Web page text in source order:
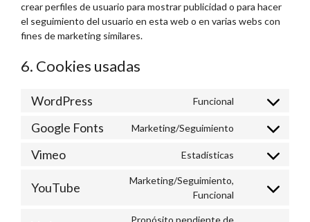
crear perfiles de usuario para mostrar publicidad o para hacer
el seguimiento del usuario en esta web o en varias webs con
fines de marketing similares.
6. Cookies usadas
WordPress Funcional
Consent
service
wordpress
Google Fonts Marketing/Seguimiento
Consent
service
Vimeo Estadísticas
Consent
service
YouTube
Marketing/Seguimiento,
Funcional
Consent